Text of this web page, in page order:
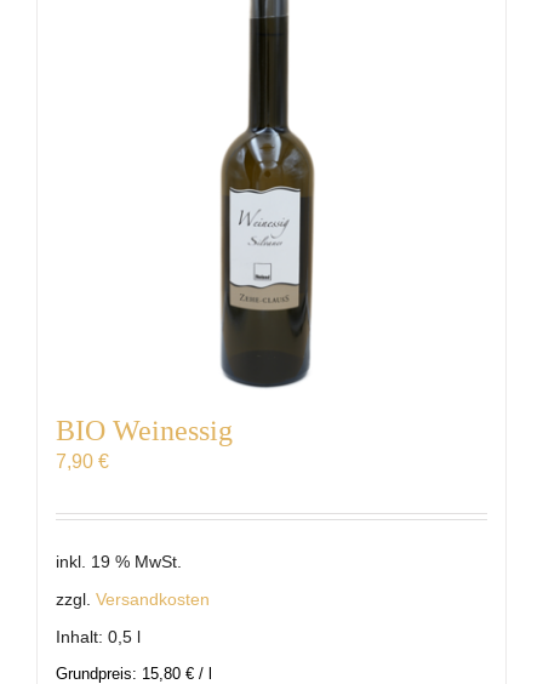
VERANSTALTUNGEN
KONTAKT | ÖFFNUNGSZEITEN
SHOP
BIO Weinessig
7,90 €
inkl. 19 % MwSt.
zzgl. Versandkosten
Inhalt: 0,5 l
Grundpreis: 15,80 € / l